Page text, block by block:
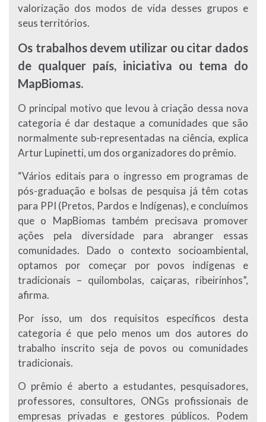
valorização dos modos de vida desses grupos e
seus territórios.
Os trabalhos devem utilizar ou citar dados
de qualquer país, iniciativa ou tema do
MapBiomas.
O principal motivo que levou à criação dessa nova
categoria é dar destaque a comunidades que são
normalmente sub-representadas na ciência, explica
Artur Lupinetti, um dos organizadores do prêmio.
“Vários editais para o ingresso em programas de
pós-graduação e bolsas de pesquisa já têm cotas
para PPI (Pretos, Pardos e Indígenas), e concluímos
que o MapBiomas também precisava promover
ações pela diversidade para abranger essas
comunidades. Dado o contexto socioambiental,
optamos por começar por povos indígenas e
tradicionais – quilombolas, caiçaras, ribeirinhos”,
afirma.
Por isso, um dos requisitos específicos desta
categoria é que pelo menos um dos autores do
trabalho inscrito seja de povos ou comunidades
tradicionais.
O prêmio é aberto a estudantes, pesquisadores,
professores, consultores, ONGs profissionais de
empresas privadas e gestores públicos. Podem